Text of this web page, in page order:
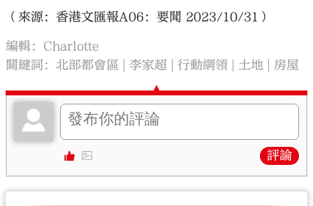
（來源：香港文匯報A06：要聞 2023/10/31）
編輯：Charlotte
關鍵詞： 北部都會區 李家超 行動綱領 土地 房屋
評論